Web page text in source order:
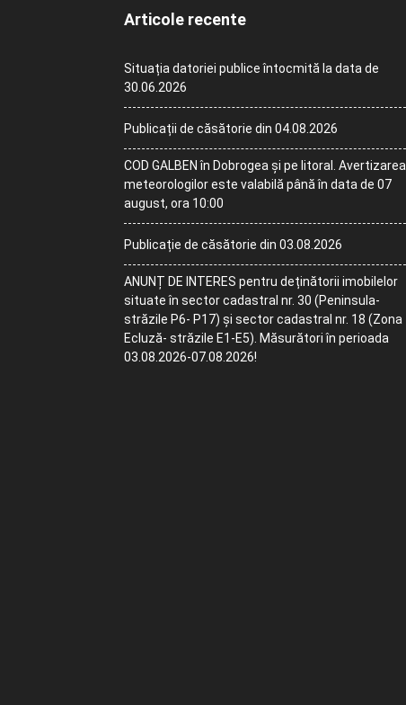
Articole recente
Situația datoriei publice întocmită la data de
30.06.2026
Publicații de căsătorie din 04.08.2026
COD GALBEN în Dobrogea și pe litoral. Avertizarea
meteorologilor este valabilă până în data de 07
august, ora 10:00
Publicație de căsătorie din 03.08.2026
ANUNȚ DE INTERES pentru deținătorii imobilelor
situate în sector cadastral nr. 30 (Peninsula-
străzile P6- P17) și sector cadastral nr. 18 (Zona
Ecluză- străzile E1-E5). Măsurători în perioada
03.08.2026-07.08.2026!